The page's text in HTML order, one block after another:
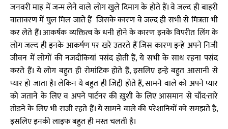
जनवरी माह में जन्म लेने वाले लोग खुले दिमाग के होते हैं। वे जल्द ही बाहरी
वातावरण में घुल मिल जाते हैं जिसके कारण वे जल्द ही सभी से मित्रता भी
कर लेते हैं। आकर्षक व्यक्तित्व के धनी होने के कारण इनके विपरीत लिंग के
लोग जल्द ही इनके आकर्षण पर खरे उतरते हैं जिस कारण इन्हे अपने निजी
जीवन में लोगों की नजदीकियां पसंद होती हैं, ये सभी के साथ रहना पसंद
करते हैं। ये लोग बहुत ही रोमांटिक होते हैं, इसलिए इन्हे बहुत आसानी से
प्यार हो जाता है। लेकिन ये बहुत ही जिद्दी होते हैं, सामने वाले को अपने प्यार
को जताने के लिए व अपने पार्टनर की ख़ुशी के लिए आसमान से चाँद-तारे
तोड़ने के लिए भी राजी रहते हैं। ये सामने वाले की परेशानियों को समझते है,
इसलिए इनकी लाइफ बहुत ही मस्त चलती है।